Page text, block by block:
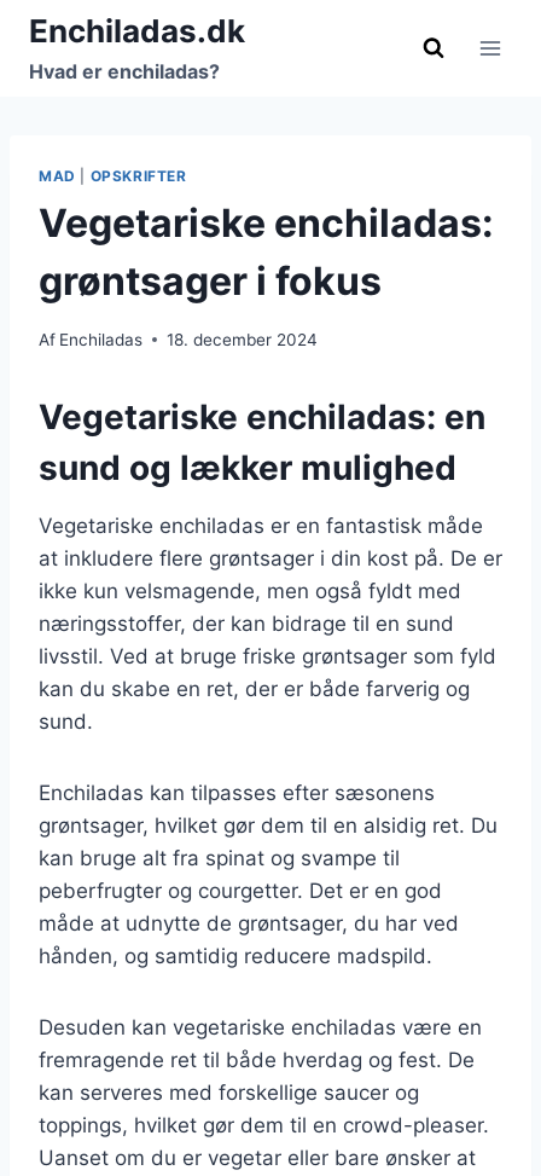
Fortsæt
indhold
Enchiladas.dk
Hvad er enchiladas?
MAD OPSKRIFTER
Vegetariske enchiladas:
grøntsager i fokus
Af Enchiladas 18. december 2024
Vegetariske enchiladas: en
sund og lækker mulighed
Vegetariske enchiladas er en fantastisk måde
at inkludere flere grøntsager i din kost på. De er
ikke kun velsmagende, men også fyldt med
næringsstoffer, der kan bidrage til en sund
livsstil. Ved at bruge friske grøntsager som fyld
kan du skabe en ret, der er både farverig og
sund.
Enchiladas kan tilpasses efter sæsonens
grøntsager, hvilket gør dem til en alsidig ret. Du
kan bruge alt fra spinat og svampe til
peberfrugter og courgetter. Det er en god
måde at udnytte de grøntsager, du har ved
hånden, og samtidig reducere madspild.
Desuden kan vegetariske enchiladas være en
fremragende ret til både hverdag og fest. De
kan serveres med forskellige saucer og
toppings, hvilket gør dem til en crowd-pleaser.
Uanset om du er vegetar eller bare ønsker at